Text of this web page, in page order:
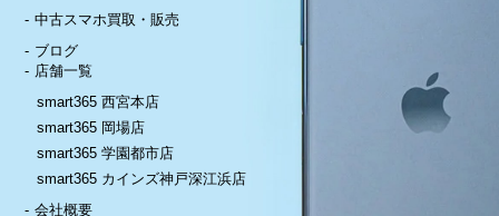
中古スマホ買取・販売
ブログ
店舗一覧
smart365 西宮本店
smart365 岡場店
smart365 学園都市店
smart365 カインズ神戸深江浜店
会社概要